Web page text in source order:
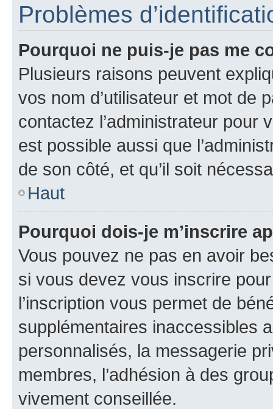
Problèmes
Pourquoi ne puis-je pas me
Plusieurs raisons peuvent
vos nom d’utilisateur et mot de
contactez l’administrateur pour
est possible aussi que
de son côté, et qu’il soit
Haut
Pourquoi dois-je m’inscrire
Vous pouvez ne pas en avoir
si vous devez vous inscrire
l’inscription vous permet de
supplémentaires inaccessibles
personnalisés, la messagerie
membres, l’adhésion à des
vivement conseillée.